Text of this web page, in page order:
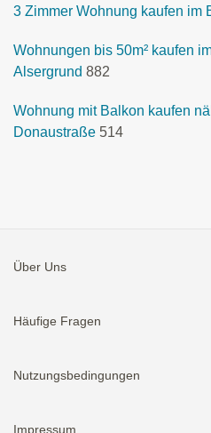
3 Zimmer Wohnung kaufen im
Wohnungen bis 50m² kaufen
Alsergrund 882
Wohnung mit Balkon kaufen
Donaustraße 514
Über Uns
Häufige Fragen
Nutzungsbedingungen
Impressum